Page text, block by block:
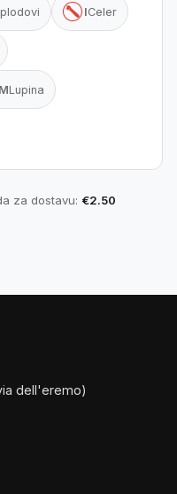
 ICeler
MLupina
za dostavu: €2.50
dell'eremo)